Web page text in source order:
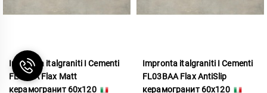
Impronta italgraniti I Cementi
FL03BA Flax Matt
керамогранит 60x120
Impronta italgraniti I Cementi
FL03BAA Flax AntiSlip
керамогранит 60x120